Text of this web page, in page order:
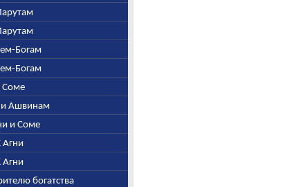
Богам
Богам
Соме
и Ашвинам
и Соме
Агни
Агни
богатства